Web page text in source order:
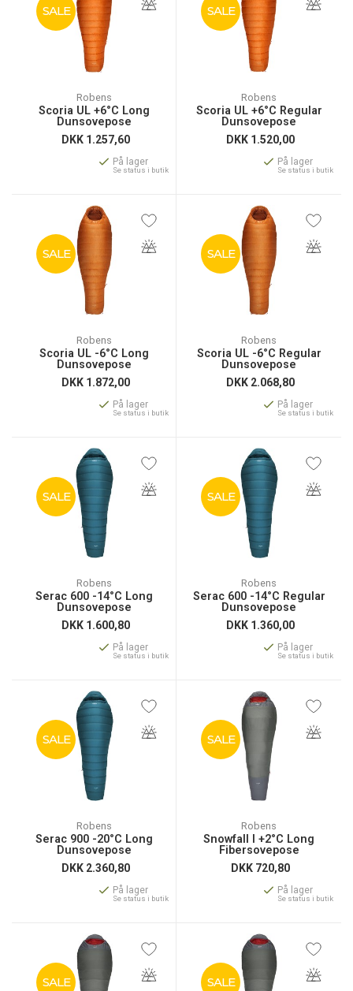
SALE
Robens
Scoria UL +6°C Long
Dunsovepose
DKK 1.257,60
På lager
Se status i butik
SALE
Robens
Scoria UL +6°C Regular
Dunsovepose
DKK 1.520,00
På lager
Se status i butik
SALE
Robens
Scoria UL -6°C Long
Dunsovepose
DKK 1.872,00
På lager
Se status i butik
SALE
Robens
Scoria UL -6°C Regular
Dunsovepose
DKK 2.068,80
På lager
Se status i butik
SALE
Robens
Serac 600 -14°C Long
Dunsovepose
DKK 1.600,80
På lager
Se status i butik
SALE
Robens
Serac 600 -14°C Regular
Dunsovepose
DKK 1.360,00
På lager
Se status i butik
SALE
Robens
Serac 900 -20°C Long
Dunsovepose
DKK 2.360,80
På lager
Se status i butik
SALE
Robens
Snowfall I +2°C Long
Fibersovepose
DKK 720,80
På lager
Se status i butik
SALE SALE